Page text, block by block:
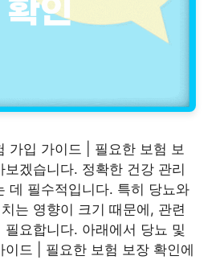
가입 가이드 | 필요한 보험 보
겠습니다. 정확한 건강 관리
데 필수적입니다. 특히 당뇨와
는 영향이 크기 때문에, 관련
필요합니다. 아래에서 당뇨 및
이드 | 필요한 보험 보장 확인에